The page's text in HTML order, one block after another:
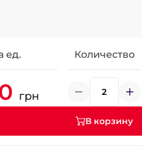
ед. Количество
грн
В корзину